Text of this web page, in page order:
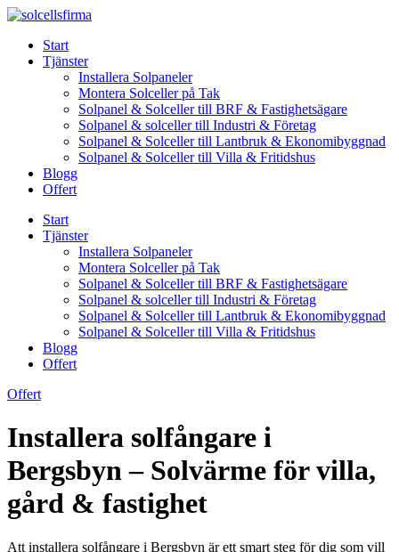
Skip
contentStart
Tjänster
Installera Solpaneler
Montera Solceller på Tak
Solpanel & Solceller till BRF & Fastighetsägare
Solpanel & solceller till Industri & Företag
Solpanel & Solceller till Lantbruk & Ekonomibyggnad
Solpanel & Solceller till Villa & Fritidshus
Blogg
Offert
Start
Tjänster
Installera Solpaneler
Montera Solceller på Tak
Solpanel & Solceller till BRF & Fastighetsägare
Solpanel & solceller till Industri & Företag
Solpanel & Solceller till Lantbruk & Ekonomibyggnad
Solpanel & Solceller till Villa & Fritidshus
Blogg
Offert
Offert
Installera solfångare i
Bergsbyn – Solvärme för villa,
gård & fastighet
Att installera solfångare i Bergsbyn är ett smart steg för dig som vill